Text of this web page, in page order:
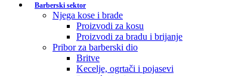
Barberski sektor
Njega kose i brade
Proizvodi za kosu
Proizvodi za bradu i brijanje
Pribor za barberski dio
Britve
Kecelje, ogrtači i pojasevi